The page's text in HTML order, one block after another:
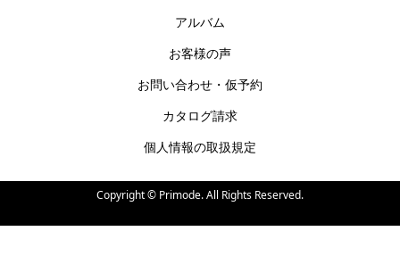
アルバム
お客様の声
お問い合わせ・仮予約
カタログ請求
個人情報の取扱規定
Copyright © Primode. All Rights Reserved.